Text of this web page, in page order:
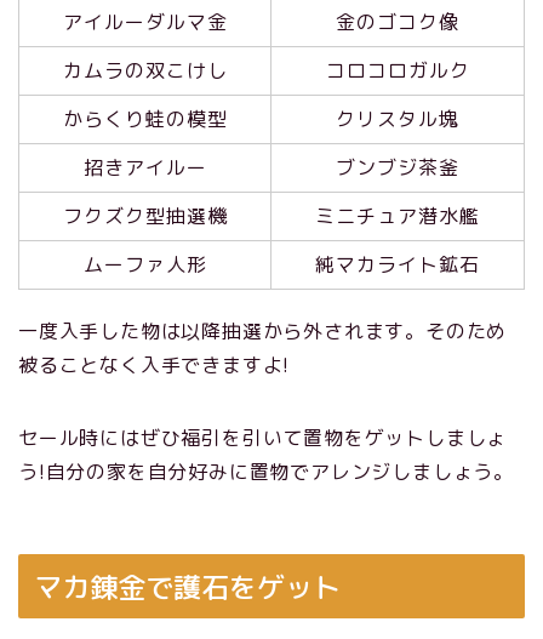
アイルーダルマ金
金のゴコク像
カムラの双こけし
コロコロガルク
からくり蛙の模型
クリスタル塊
招きアイルー
ブンブジ茶釜
フクズク型抽選機
ミニチュア潜水艦
ムーファ人形
純マカライト鉱石
一度入手した物は以降抽選から外されます。そのため
被ることなく入手できますよ!
セール時にはぜひ福引を引いて置物をゲットしましょ
う!自分の家を自分好みに置物でアレンジしましょう。
マカ錬金で護石をゲット